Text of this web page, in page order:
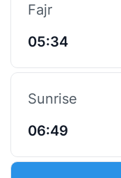
Fajr
05:34
Sunrise
06:49